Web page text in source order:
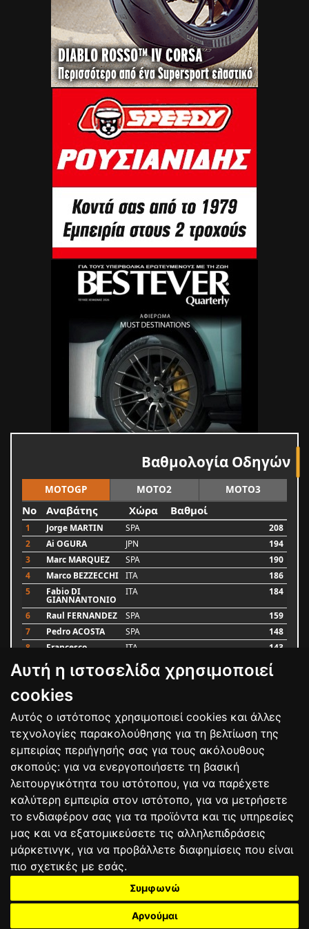
Αυτή η ιστοσελίδα χρησιμοποιεί
cookies
Αυτός ο ιστότοπος χρησιμοποιεί cookies και άλλες
τεχνολογίες παρακολούθησης για τη βελτίωση της
εμπειρίας περιήγησής σας για τους ακόλουθους
σκοπούς: για να ενεργοποιήσετε τη βασική
λειτουργικότητα του ιστότοπου, για να παρέχετε
καλύτερη εμπειρία στον ιστότοπο, για να μετρήσετε
το ενδιαφέρον σας για τα προϊόντα και τις υπηρεσίες
μας και να εξατομικεύσετε τις αλληλεπιδράσεις
μάρκετινγκ, για να προβάλλετε διαφημίσεις που είναι
πιο σχετικές με εσάς.
Συμφωνώ
Αρνούμαι
Βαθμολογία Οδηγών
MOTOGP MOTO2 MOTO3
No Αναβάτης Χώρα Βαθμοί
1 Jorge MARTIN SPA
208
2
Ai OGURA JPN
194
3
Marc MARQUEZ SPA
190
4
Marco BEZZECCHI ITA
186
5
Fabio DI
GIANNANTONIO
ITA 184
6 Raul FERNANDEZ SPA
159
7
Pedro ACOSTA SPA
148
8
Francesco ITA 143
9 Alex MARQUEZ SPA
Luca MARINI
Bαθμολογία
ΟΡΟΙ ΧΡΗΣΗΣΠΟΛΙΤΙΚΗ ΠΡΟΣΤΑΣΙΑΣ
ΑΓΩΝΕΣΑΠΟΤΕΛΕΣΜΑΤΑΑΓΟΡΑ